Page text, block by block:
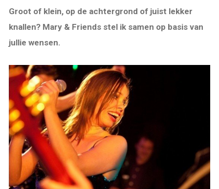
Groot of klein, op de achtergrond of juist lekker
knallen? Mary & Friends stel ik samen op basis van
jullie wensen.